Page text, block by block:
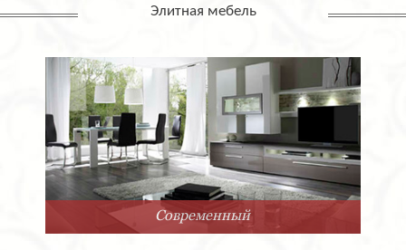
Элитная мебель
Арт-Деко